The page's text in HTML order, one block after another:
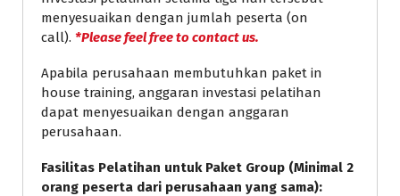
menyesuaikan dengan jumlah peserta (on
call). *Please feel free to contact us.
Apabila perusahaan membutuhkan paket in
house training, anggaran investasi pelatihan
dapat menyesuaikan dengan anggaran
perusahaan.
Fasilitas Pelatihan untuk Paket Group (Minimal 2
orang peserta dari perusahaan yang sama):